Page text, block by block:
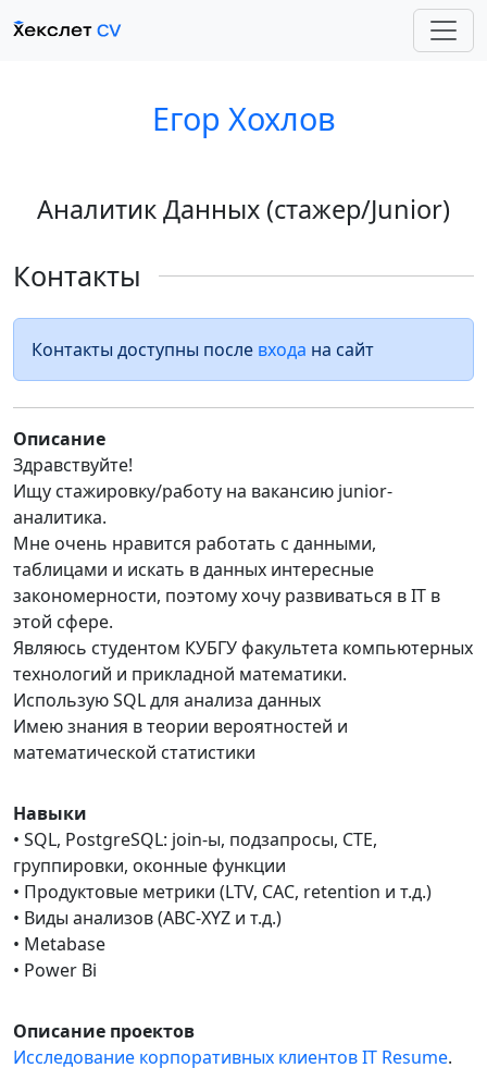
Егор Хохлов
Аналитик Данных (стажер/Junior)
Контакты
Контакты доступны после входа на сайт
Описание
Здравствуйте!
Ищу стажировку/работу на вакансию junior-
аналитика.
Мне очень нравится работать с данными,
таблицами и искать в данных интересные
закономерности, поэтому хочу развиваться в IT в
этой сфере.
Являюсь студентом КУБГУ факультета компьютерных
технологий и прикладной математики.
Использую SQL для анализа данных
Имею знания в теории вероятностей и
математической статистики
Навыки
• SQL, PostgreSQL: join-ы, подзапросы, CTE,
группировки, оконные функции
• Продуктовые метрики (LTV, CAC, retention и т.д.)
• Виды анализов (ABC-XYZ и т.д.)
• Metabase
• Power Bi
Описание проектов
Исследование корпоративных клиентов IT Resume.